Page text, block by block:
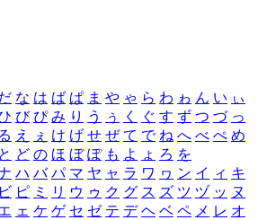
な は ば ぱ ま や ゃ ら わ ゎ ん い ぃ
び ぴ み り う ぅ く ぐ す ず つ づ っ
る え ぇ け げ せ ぜ て で ね へ べ ぺ め
と ど の ほ ぼ ぽ も よ ょ ろ を
ハ バ パ マ ヤ ャ ラ ワ ヮ ン イ ィ キ
ビ ピ ミ リ ウ ゥ ク グ ス ズ ツ ヅ ッ ヌ
ェ ケ ゲ セ ゼ テ デ ヘ ベ ペ メ レ オ